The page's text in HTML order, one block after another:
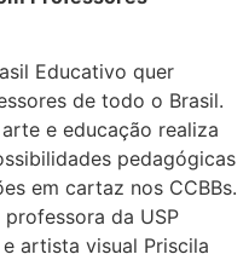
Educativo quer
de todo o Brasil.
e educação realiza
pedagógicas
em cartaz nos CCBBs.
da USP
artista visual Priscila